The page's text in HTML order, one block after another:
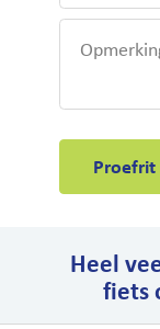
Heel
fiets